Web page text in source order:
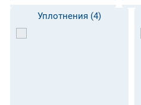
Уплотнения (4)